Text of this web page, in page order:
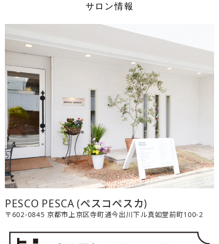
サロン情報
PESCO PESCA (ペスコペスカ)
〒602-0845 京都市上京区寺町通今出川下ル真如堂前町100-2